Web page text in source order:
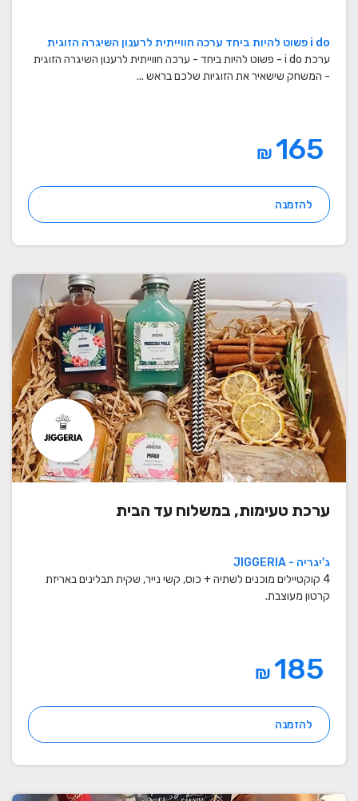
i do פשוט להיות ביחד ערכה חווייתית לרענון השיגרה הזוגית
ערכת i do - פשוט להיות ביחד - ערכה חווייתית לרענון השיגרה הזוגית
- המשחק שישאיר את הזוגיות שלכם בראש ...
₪
להזמנה
ערכת טעימות, במשלוח עד הבית
ג'יגריה - JIGGERIA
4 קוקטיילים מוכנים לשתיה + כוס, קשי נייר, שקית תבלינים באריזת
קרטון מעוצבת.
₪
להזמנה